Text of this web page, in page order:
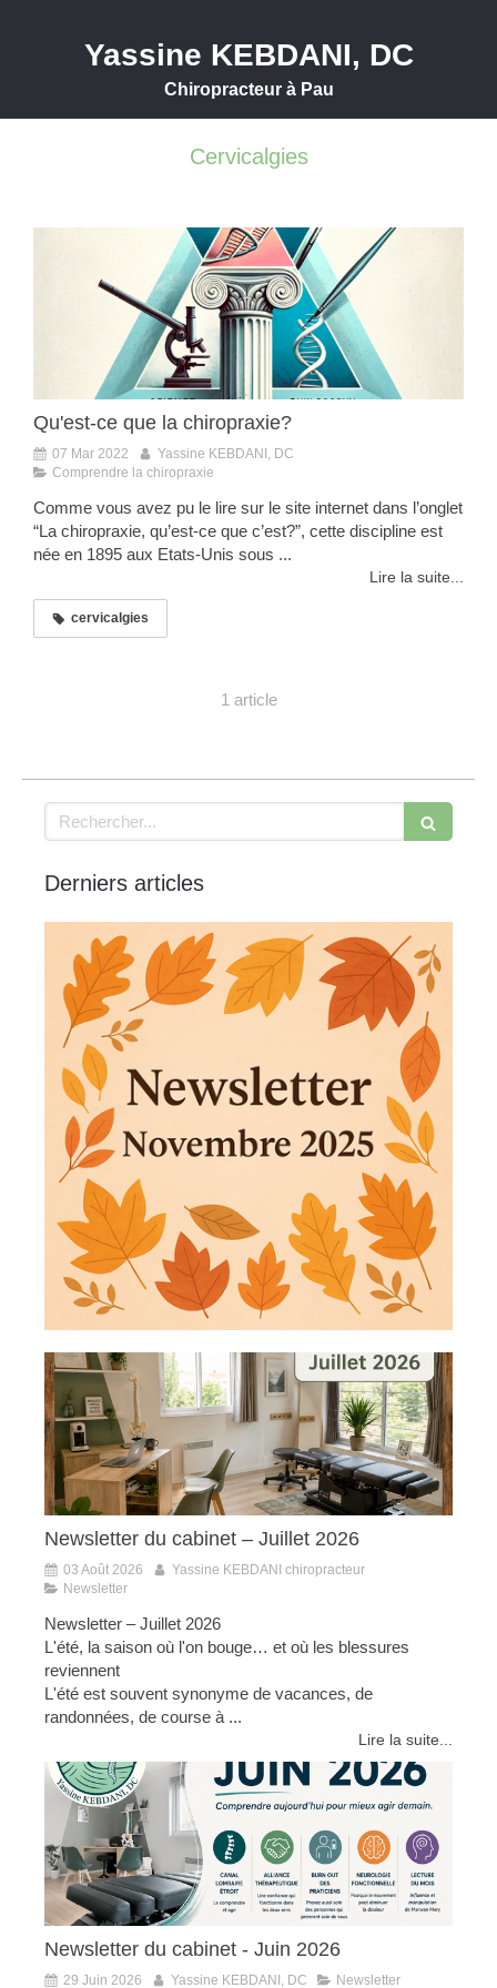
Yassine KEBDANI, DC
Chiropracteur à Pau
Cervicalgies
Qu'est-ce que la chiropraxie?
07 Mar 2022
Yassine KEBDANI, DC
Comprendre la chiropraxie
Comme vous avez pu le lire sur le site internet dans l’onglet
“La chiropraxie, qu’est-ce que c’est?”, cette discipline est
née en 1895 aux Etats-Unis sous ...
Lire la suite...
cervicalgies
1 article
Rechercher
Derniers articles
Newsletter du cabinet – Juillet 2026
03 Août 2026
Yassine KEBDANI chiropracteur
Newsletter
Newsletter – Juillet 2026
L'été, la saison où l'on bouge… et où les blessures
reviennent
L'été est souvent synonyme de vacances, de
randonnées, de course à ...
Lire la suite...
Newsletter du cabinet - Juin 2026
29 Juin 2026 Yassine KEBDANI, DC Newsletter